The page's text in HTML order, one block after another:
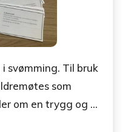
svømming. Til bruk
som
om en trygg og ...